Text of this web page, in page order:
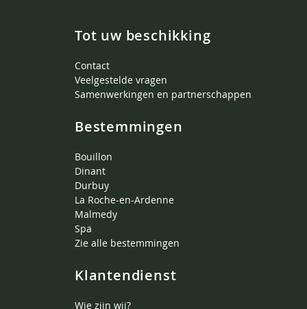
Tot uw beschikking
Contact
Veelgestelde vragen
Samenwerkingen en partnerschappen
Bestemmingen
Bouillon
Dinant
Durbuy
La Roche-en-Ardenne
Malmedy
Spa
Zie alle bestemmingen
Klantendienst
Wie zijn wij?